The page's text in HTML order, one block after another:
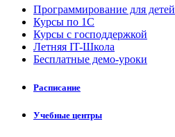
Программирование для детей
Курсы по 1С
Курсы с господдержкой
Летняя IT-Школа
Бесплатные демо-уроки
Расписание
Учебные центры